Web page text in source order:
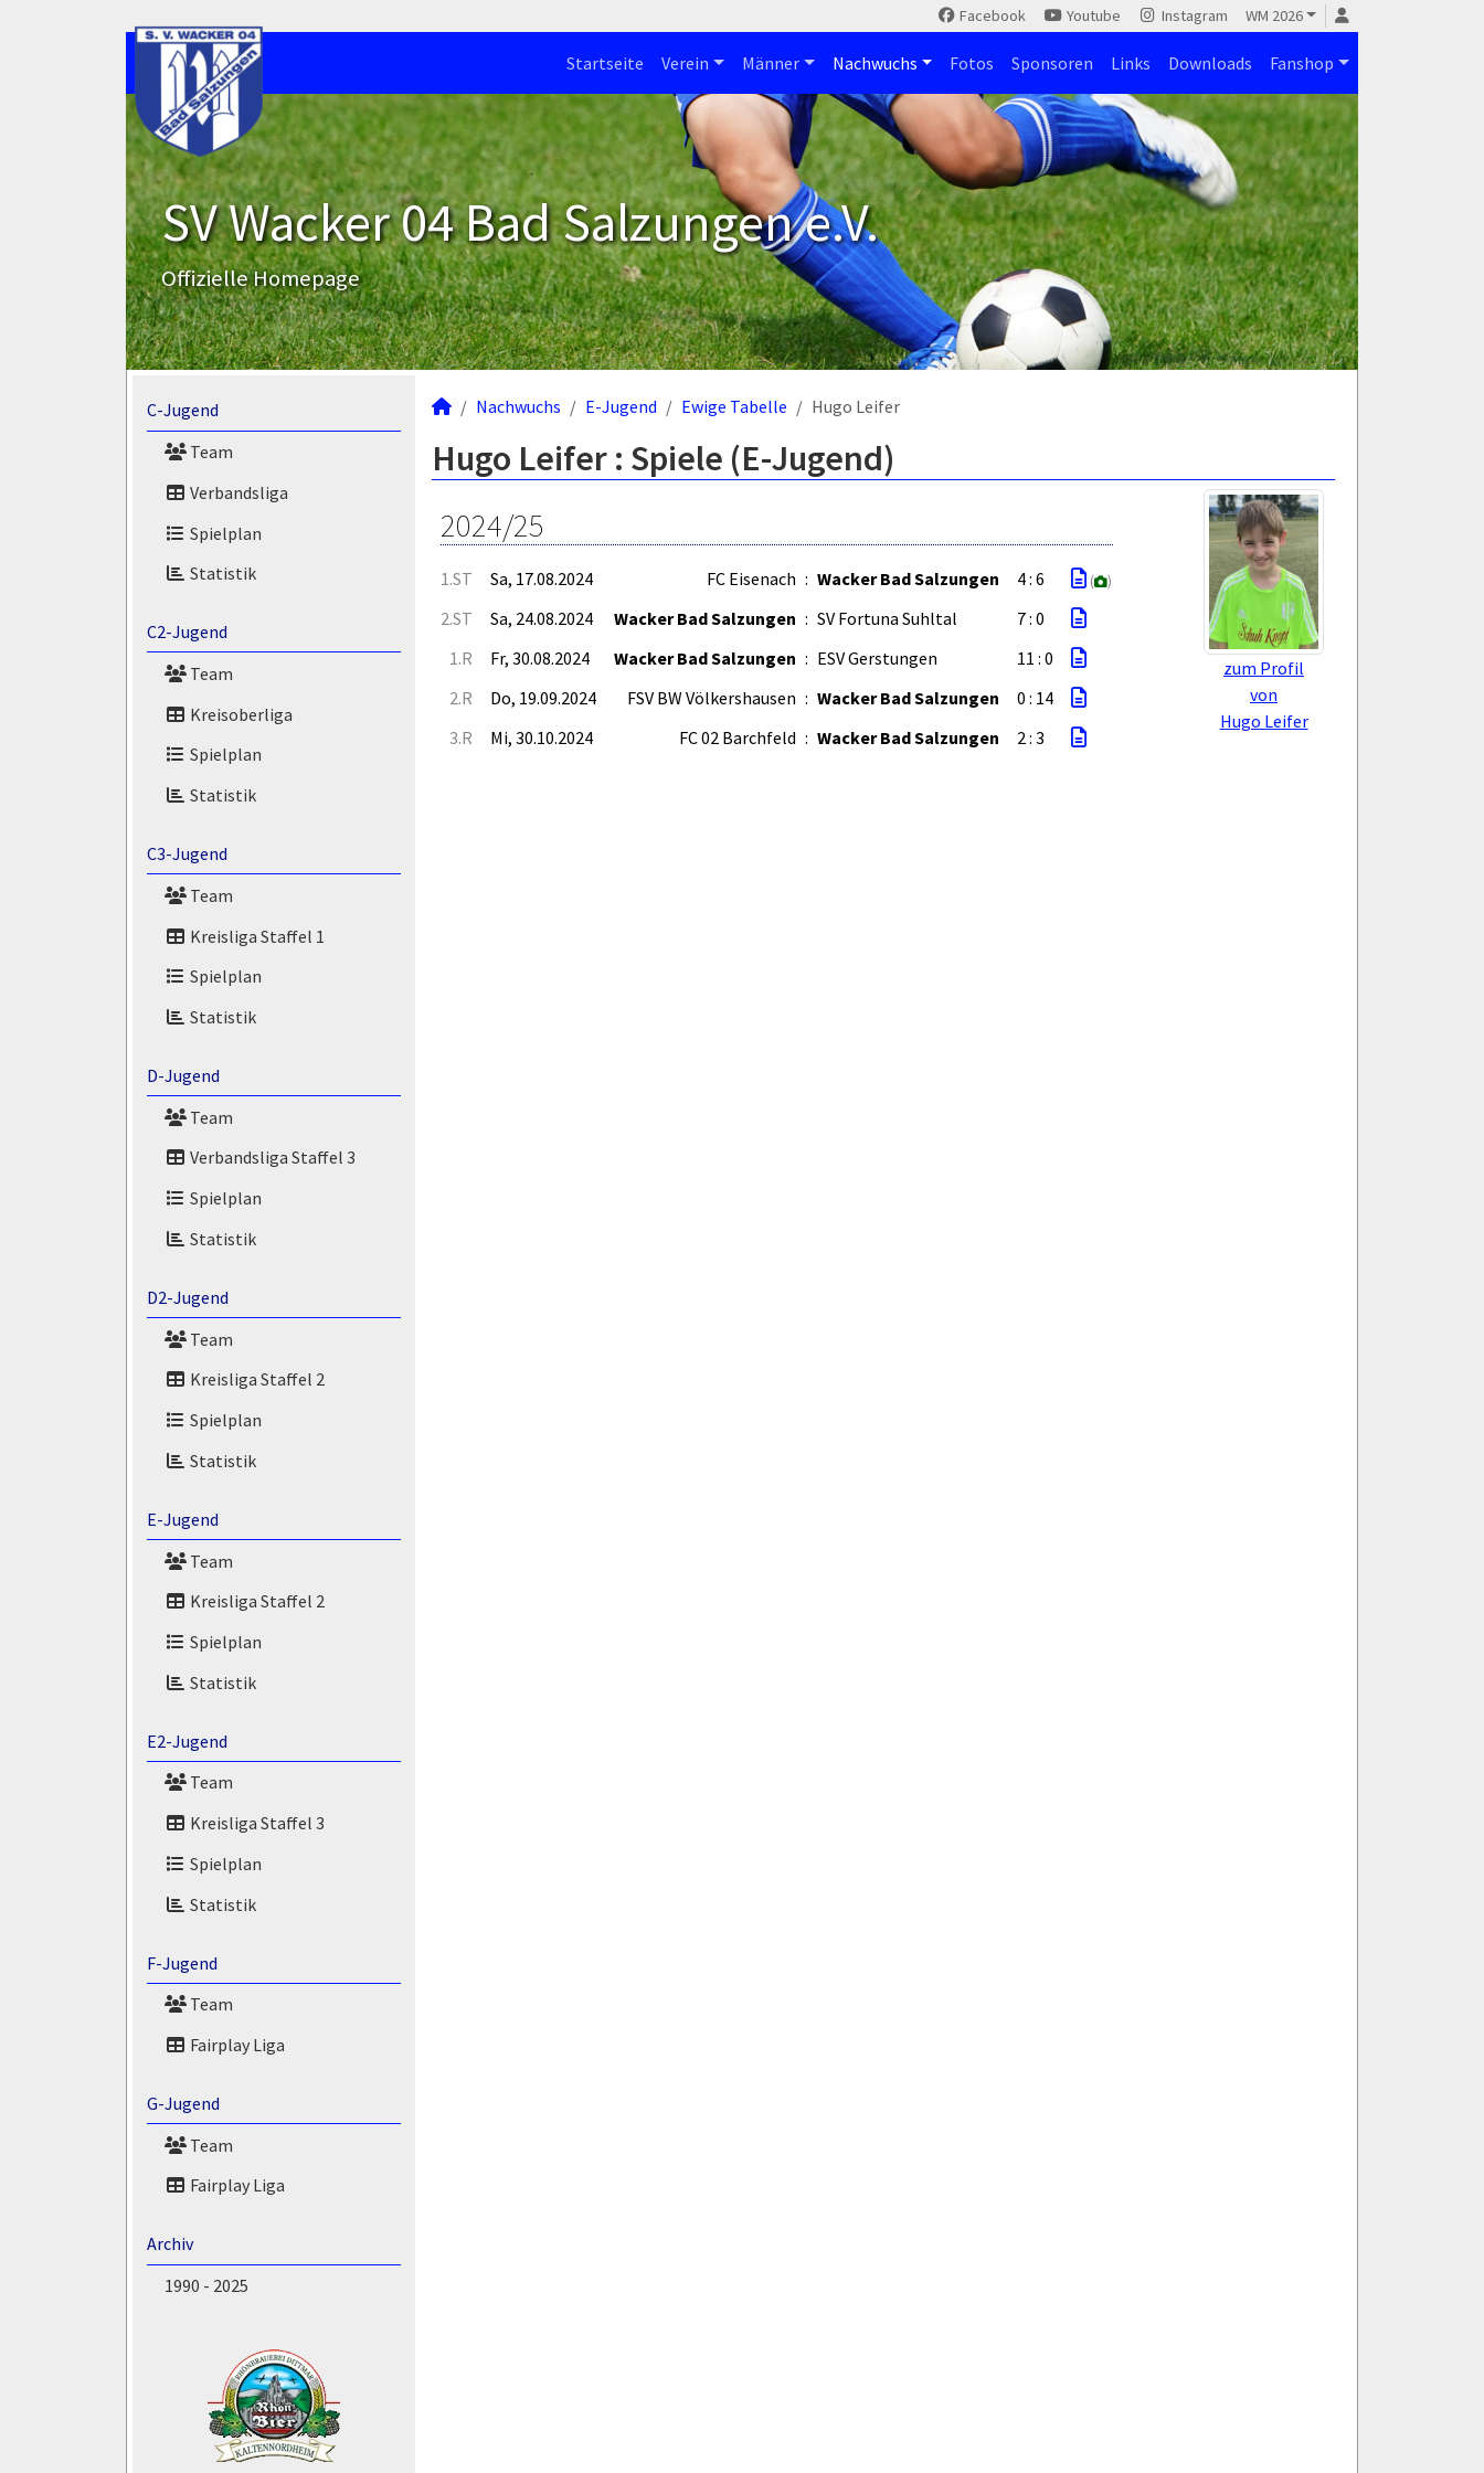
Facebook Youtube Instagram WM 2026
Startseite Verein Männer Nachwuchs Fotos Sponsoren Links Downloads Fanshop
SV Wacker 04 Bad Salzungen e.V.
Offizielle Homepage
C-Jugend
Team
Verbandsliga
Spielplan
Statistik
C2-Jugend
Team
Kreisoberliga
Spielplan
Statistik
C3-Jugend
Team
Kreisliga Staffel 1
Spielplan
Statistik
D-Jugend
Team
Verbandsliga Staffel 3
Spielplan
Statistik
D2-Jugend
Team
Kreisliga Staffel 2
Spielplan
Statistik
E-Jugend
Team
Kreisliga Staffel 2
Spielplan
Statistik
E2-Jugend
Team
Kreisliga Staffel 3
Spielplan
Statistik
F-Jugend
Team
Fairplay Liga
G-Jugend
Team
Fairplay Liga
Archiv
1990 - 2025
Nachwuchs E-Jugend Ewige Tabelle Hugo Leifer
Hugo Leifer : Spiele (E-Jugend)
zum Profil
von
Hugo Leifer
2024/25
1.ST Sa, 17.08.2024 FC Eisenach : Wacker Bad Salzungen 4 : 6 ( )
2.ST Sa, 24.08.2024 Wacker Bad Salzungen : SV Fortuna Suhltal
7 : 0
1.R
Fr, 30.08.2024 Wacker Bad Salzungen : ESV Gerstungen
11 : 0
2.R
Do, 19.09.2024 FSV BW Völkershausen : Wacker Bad Salzungen
0 : 14
3.R
Mi, 30.10.2024 FC 02 Barchfeld : Wacker Bad Salzungen 2 : 3